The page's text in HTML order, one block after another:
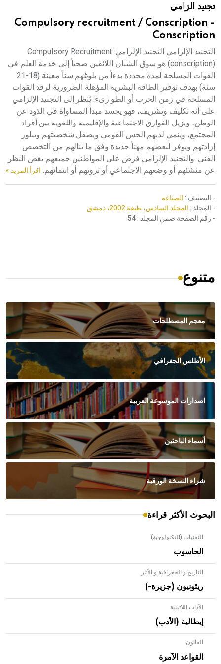
هيئة الموسوعة العربية تطلق موسوعات جديدة في عام 2026تجنيد الزامي
Compulsory recruitment / Conscription -
Conscription
التجنيد الإلزامي التجنيد الإلزامي: Compulsory Recruitment
(conscription) هو سوق الشبان اللائقين صحياً إلى خدمة العلم في
القوات المسلحة لمدة محددة بدءاً من بلوغهم سناً معينة (18-21
سنة) بهدف توفير الطاقة البشرية المؤهلة الضرورية لرفد القوات
المسلحة في زمن الحرب أو الطوارىء. يُنظر إلى التجنيد الإلزامي
على أنه تكليف وتشريف، فهو يجسد مبدأ المساواة في الذود عن
الوطن، ويزيل الفوارق الاجتماعية والإقليمية واللغوية بين أفراد
المجتمع، وينمي لديهم الحس القومي ويصقل شخصيتهم ويبلور
إرادتهم ويوفر لبعضهم مهناً جديدة وفق ما ينالهم من التخصص
الفني. والتجنيد الإلزامي فرض على المواطنين جميعهم بغض النظر
عن منشئهم أو وضعهم الاجتماعي أو ثروتهم أو انتمائهم. اقرأ المزيد »
- التصنيف : الصناعة
- المجلد : المجلد السادس، طبعة 2002، دمشق
- رقم الصفحة ضمن المجلد : 54
متنوع
معجم المصطلحات
الأطلس الجغرافي
اصدارات الموسوعة العربية
أسماء الباحثين
شراء النسخة الورقية
البحوث الأكثر قراءة
التقنيات (التكنولوجية)
الحاسوب
التاريخ و الجغرافية و الآثار
ريئونيون (جزيرة-)
الآداب اللاتينية
إيطالية (الأدب)
القانون
القواعد الآمرة
- هل تعلم أن الأبلق نوع من الفنون الهندسية التي ارتبطت
بالعمارة الإسلامية في بلاد الشام ومصر خاصة، حيث يحرص